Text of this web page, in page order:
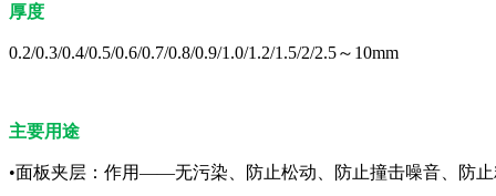
厚度
0.2/0.3/0.4/0.5/0.6/0.7/0.8/0.9/1.0/1.2/1.5/2/2.5～10mm
主要用途
•面板夹层：作用——无污染、防止松动、防止撞击噪音、防